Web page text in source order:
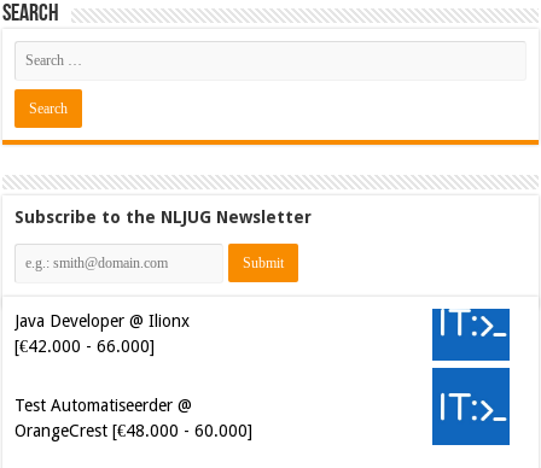
Search
Subscribe to the NLJUG Newsletter
Java Developer @ Ilionx
[€42.000 - 66.000]
Test Automatiseerder @
OrangeCrest [€48.000 - 60.000]